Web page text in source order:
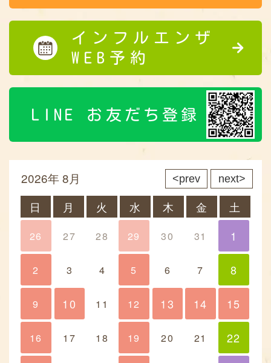
インフルエンザ
WEB予約
LINE お友だち登録
prev
2026年 8月 next
日 月 火 水 木 金 土
26 27 28 29 30 31 1
1
2 3 4 5 6 7 8
8
9 10 11 12 13 14 15
10 13 14 15
16 17 18 19 20 21 22
22